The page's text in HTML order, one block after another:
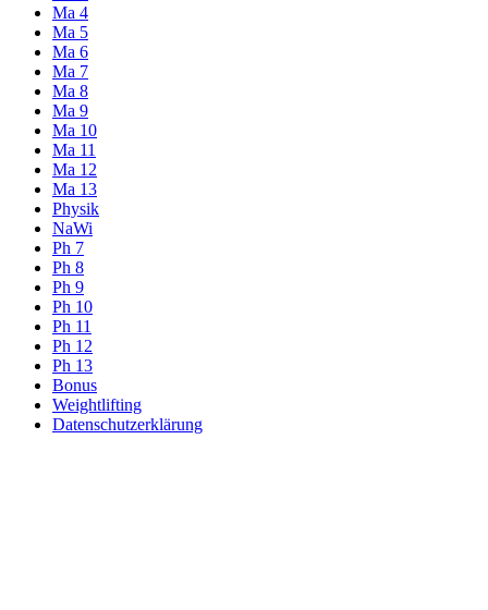
Ma 4
Ma 5
Ma 6
Ma 7
Ma 8
Ma 9
Ma 10
Ma 11
Ma 12
Ma 13
Physik
NaWi
Ph 7
Ph 8
Ph 9
Ph 10
Ph 11
Ph 12
Ph 13
Bonus
Weightlifting
Datenschutzerklärung